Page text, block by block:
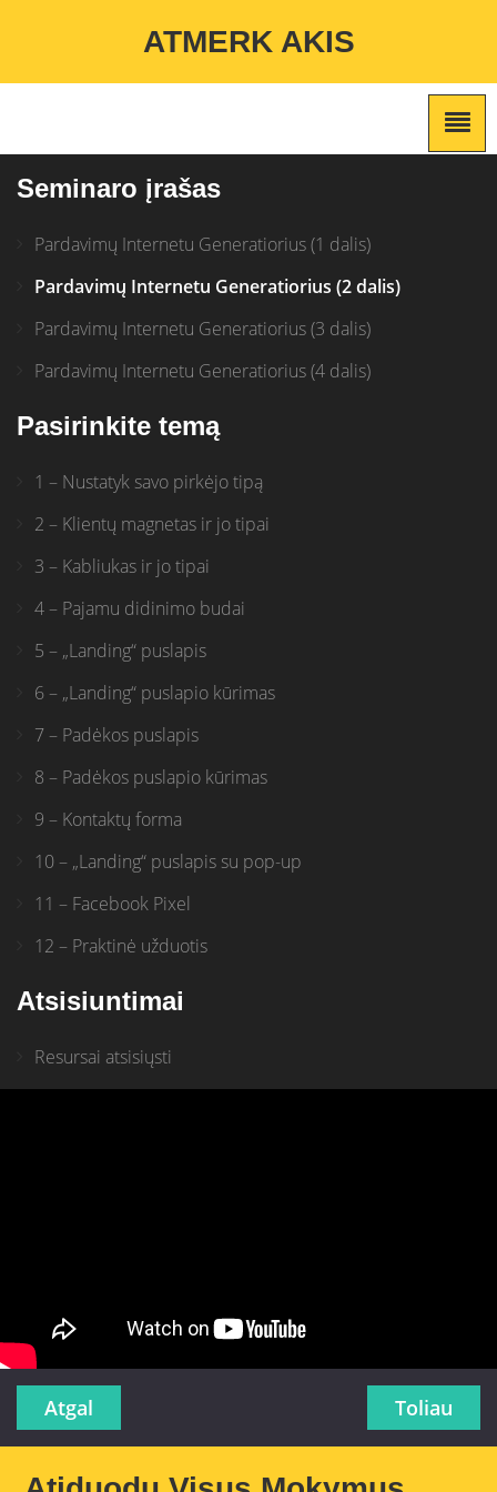
/home/atmerkakis/public_html/wp-content/themes/marketing-
ATMERK AKIS
Seminaro įrašas
Pardavimų Internetu Generatiorius (1 dalis)
Pardavimų Internetu Generatiorius (2 dalis)
Pardavimų Internetu Generatiorius (3 dalis)
Pardavimų Internetu Generatiorius (4 dalis)
Pasirinkite temą
1 – Nustatyk savo pirkėjo tipą
2 – Klientų magnetas ir jo tipai
3 – Kabliukas ir jo tipai
4 – Pajamu didinimo budai
5 – „Landing“ puslapis
6 – „Landing“ puslapio kūrimas
7 – Padėkos puslapis
8 – Padėkos puslapio kūrimas
9 – Kontaktų forma
10 – „Landing“ puslapis su pop-up
11 – Facebook Pixel
12 – Praktinė užduotis
Atsisiuntimai
Resursai atsisiųsti
Atgal Toliau